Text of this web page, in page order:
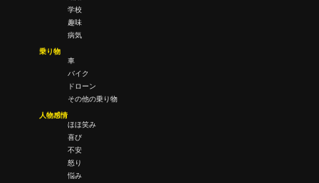
学校
趣味
病気
乗り物
車
バイク
ドローン
その他の乗り物
人物感情
ほほ笑み
喜び
不安
怒り
悩み